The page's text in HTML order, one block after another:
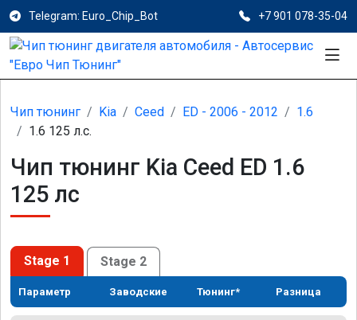
Telegram: Euro_Chip_Bot +7 901 078-35-04
Чип тюнинг Kia Ceed ED - 2006 - 2012
1.6
1.6 125 л.с.
Чип тюнинг Kia Ceed ED 1.6
125 лс
Stage 1 Stage 2
Параметр Заводские Тюнинг* Разница